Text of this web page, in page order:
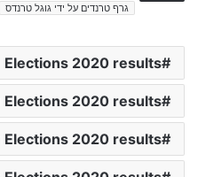
גרף טרנדים על ידי גוגל טרנדס
Elections 2020 results
Elections 2020 results היום
Elections 2020 results חדשות